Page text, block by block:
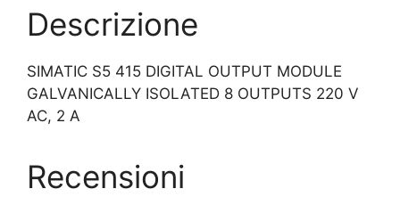
Descrizione
SIMATIC S5 415 DIGITAL OUTPUT MODULE
GALVANICALLY ISOLATED 8 OUTPUTS 220 V
AC, 2 A
Recensioni